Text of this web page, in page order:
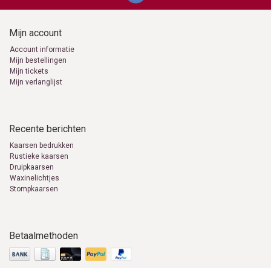
Mijn account
Account informatie
Mijn bestellingen
Mijn tickets
Mijn verlanglijst
Recente berichten
Kaarsen bedrukken
Rustieke kaarsen
Druipkaarsen
Waxinelichtjes
Stompkaarsen
Betaalmethoden